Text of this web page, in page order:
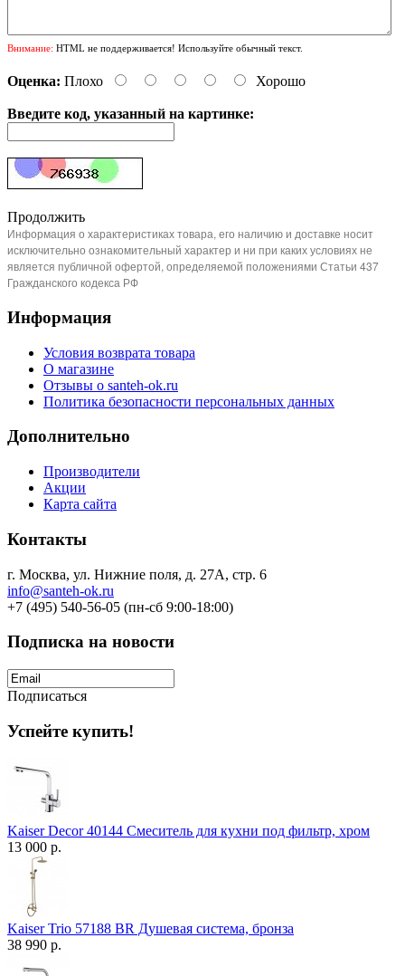
Внимание: HTML не поддерживается! Используйте обычный текст.
Оценка: Плохо Хорошо
Введите код, указанный на картинке:
Продолжить
Информация о характеристиках товара, его наличию и доставке носит
исключительно ознакомительный характер и ни при каких условиях не
является публичной офертой, определяемой положениями Статьи 437
Гражданского кодекса РФ
Информация
Условия возврата товара
О магазине
Отзывы о santeh-ok.ru
Политика безопасности персональных данных
Дополнительно
Производители
Акции
Карта сайта
Контакты
г. Москва, ул. Нижние поля, д. 27А, стр. 6
info@santeh-ok.ru
+7 (495) 540-56-05 (пн-сб 9:00-18:00)
Подписка на новости
Подписаться
Успейте купить!
Kaiser Decor 40144 Смеситель для кухни под фильтр, хром
13 000 р.
Kaiser Trio 57188 BR Душевая система, бронза
38 990 р.